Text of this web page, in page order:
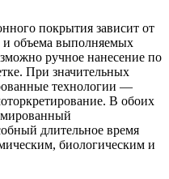
покрытия зависит от
и объема выполняемых
ручное нанесение по
При значительных
технологии —
В обоих
длительное время
биологическим и